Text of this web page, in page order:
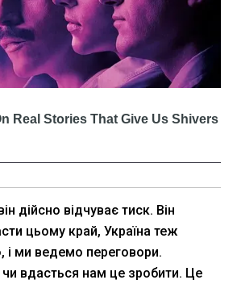
дійсно відчуває тиск. Він
цьому край, Україна теж
і ми ведемо переговори.
вдасться нам це зробити. Це